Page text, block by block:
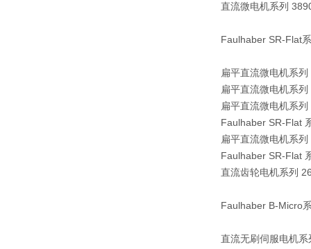
直流微电机系列
Faulhaber SR-Flat
扁平直流微电机系
扁平直流微电机系
扁平直流微电机系
Faulhaber SR-Flat
扁平直流微电机系
Faulhaber SR-Flat
直流齿轮电机系列
Faulhaber B-Micro
直流无刷伺服电机